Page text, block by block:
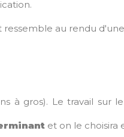
au rendu
à gros). Le travail sur
et on le